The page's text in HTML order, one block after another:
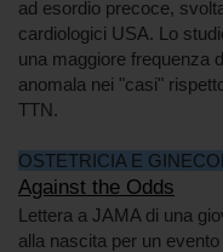
ad esordio precoce,
cardiologici USA. Lo
una maggiore frequenza
anomala nei "casi"
TTN.
OSTETRICIA E
Against the Odds
Lettera a JAMA di una
alla nascita per un